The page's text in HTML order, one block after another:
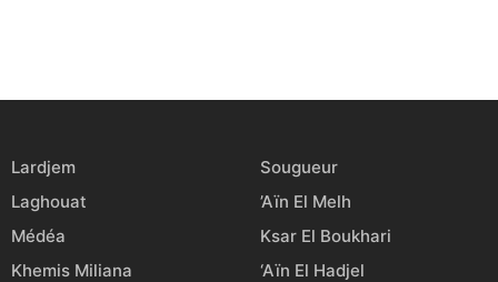
Lardjem
Sougueur
Laghouat
’Aïn El Melh
Médéa
Ksar El Boukhari
Khemis Miliana
‘Aïn El Hadjel